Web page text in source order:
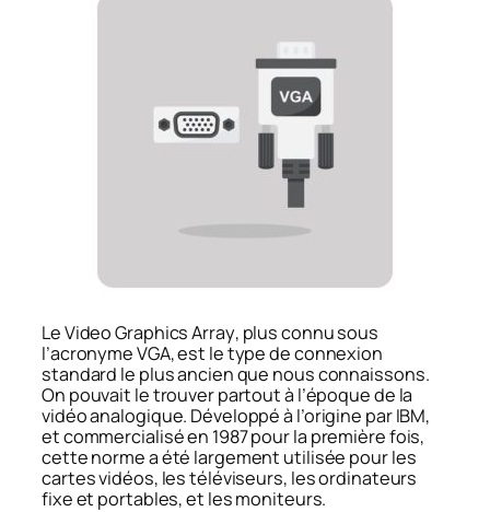
LeVideo Graphics Array, plus connu sous
l’acronyme VGA, est le type de connexion
standard le plus ancien que nous connaissons.
On pouvait le trouver partout à l’époque de la
vidéo analogique. Développé à l’origine par IBM,
et commercialisé en 1987 pour la première fois,
cette norme a été largement utilisée pour les
cartes vidéos, les téléviseurs, les ordinateurs
fixe et portables, et les moniteurs.